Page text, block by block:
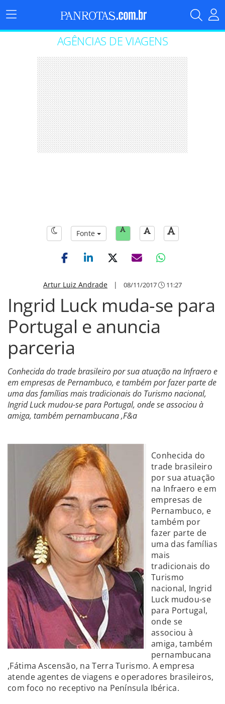
Menu
Principal
AGÊNCIAS DE VIAGENS
Fonte
Artur Luiz Andrade | 08/11/2017 11:27
Ingrid Luck muda-se para
Portugal e anuncia
parceria
Conhecida do trade brasileiro por sua atuação na Infraero e
em empresas de Pernambuco, e também por fazer parte de
uma das famílias mais tradicionais do Turismo nacional,
Ingrid Luck mudou-se para Portugal, onde se associou à
amiga, também pernambucana ,F&a
Conhecida do
trade brasileiro
por sua atuação
na Infraero e em
empresas de
Pernambuco, e
também por
fazer parte de
uma das famílias
mais
tradicionais do
Turismo
nacional, Ingrid
Luck mudou-se
para Portugal,
onde se
associou à
amiga, também
pernambucana
,Fátima Ascensão, na Terra Turismo. A empresa
atende agentes de viagens e operadores brasileiros,
com foco no receptivo na Península Ibérica.